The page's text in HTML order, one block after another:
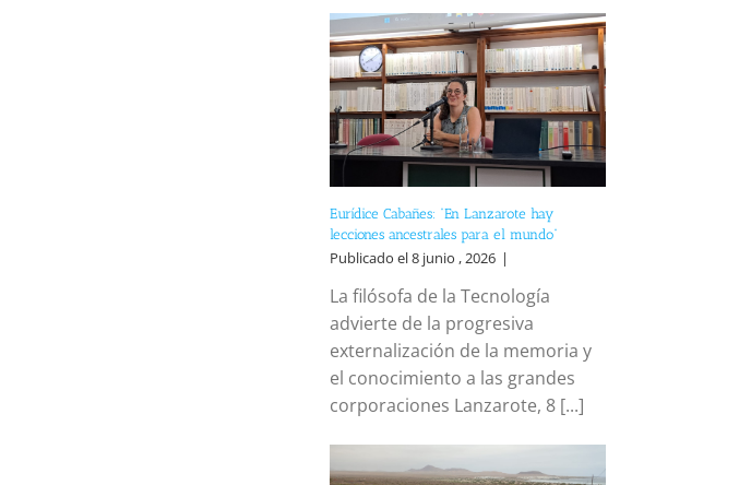
Eurídice Cabañes: “En Lanzarote hay
lecciones ancestrales para el mundo”
Publicado el 8 junio , 2026 |
La filósofa de la Tecnología
advierte de la progresiva
externalización de la memoria y
el conocimiento a las grandes
corporaciones Lanzarote, 8 [...]